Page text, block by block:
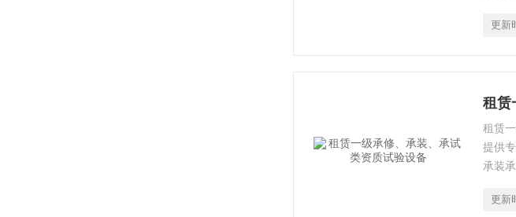
训等
更新
租赁
租赁
提供
承装
训等
更新